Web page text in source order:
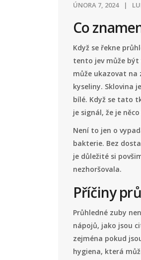
ÚNORA 7, 2024
Co
Když se řekne
tento jev může být
může ukazovat na
kyseliny. Sklovina
bílé. Když se tato
je signál, že je
Není to jen o
bakterie. Bez
je důležité si
nezhoršovala.
Příčiny
Průhledné zuby
nápojů, jako jsou
zejména pokud
hygiena, která